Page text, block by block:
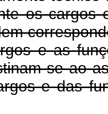
os cargos
e as
se ao
e das